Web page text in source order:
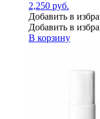
2,250 руб.
Добавить в
Добавить в
В корзину